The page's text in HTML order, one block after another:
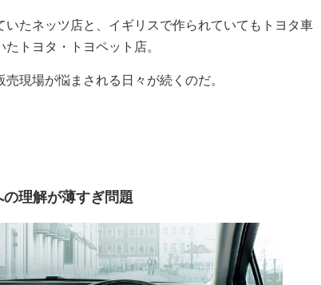
たネッツ店と、イギリスで作られていてもトヨタ車
トヨタ・トヨペット店。
現場が悩まされる日々が続くのだ。
理解が薄すぎ問題